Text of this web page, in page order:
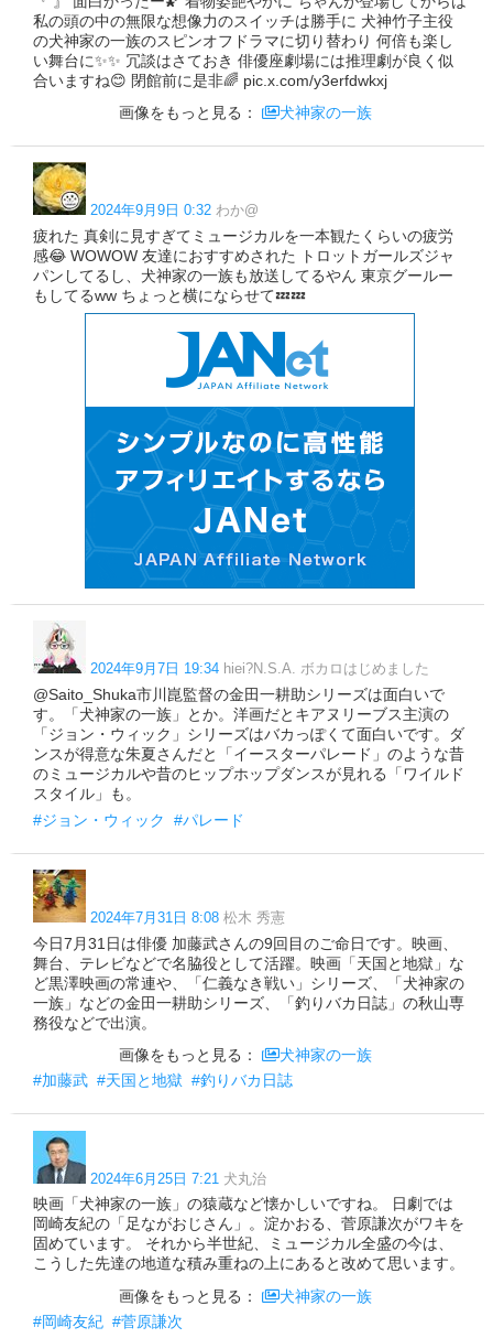
私の頭の中の無限な想像力のスイッチは勝手に 犬神竹子主役
の犬神家の一族のスピンオフドラマに切り替わり 何倍も楽し
い舞台に✨✨ 冗談はさておき 俳優座劇場には推理劇が良く似
合いますね😊 閉館前に是非🌈 pic.x.com/y3erfdwkxj
画像をもっと見る：
犬神家の一族
2024年9月9日 0:32 わか@
疲れた 真剣に見すぎてミュージカルを一本観たくらいの疲労
感😂 WOWOW 友達におすすめされた トロットガールズジャ
パンしてるし、犬神家の一族も放送してるやん 東京グールー
もしてるww ちょっと横にならせて💤💤
2024年9月7日 19:34 hiei?N.S.A. ボカロはじめました
@Saito_Shuka市川崑監督の金田一耕助シリーズは面白いで
す。「犬神家の一族」とか。洋画だとキアヌリーブス主演の
「ジョン・ウィック」シリーズはバカっぽくて面白いです。ダ
ンスが得意な朱夏さんだと「イースターパレード」のような昔
のミュージカルや昔のヒップホップダンスが見れる「ワイルド
スタイル」も。
#ジョン・ウィック
#パレード
2024年7月31日 8:08 松木 秀憲
今日7月31日は俳優 加藤武さんの9回目のご命日です。映画、
舞台、テレビなどで名脇役として活躍。映画「天国と地獄」な
ど黒澤映画の常連や、「仁義なき戦い」シリーズ、「犬神家の
一族」などの金田一耕助シリーズ、「釣りバカ日誌」の秋山専
務役などで出演。
画像をもっと見る：
犬神家の一族
#加藤武 #天国と地獄 #釣りバカ日誌
2024年6月25日 7:21 犬丸治
映画「犬神家の一族」の猿蔵など懐かしいですね。 日劇では
岡崎友紀の「足ながおじさん」。淀かおる、菅原謙次がワキを
固めています。 それから半世紀、ミュージカル全盛の今は、
こうした先達の地道な積み重ねの上にあると改めて思います。
画像をもっと見る：
犬神家の一族
#岡崎友紀 #菅原謙次